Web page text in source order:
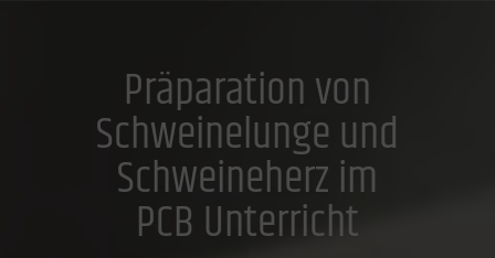
Präparation von
Schweinelunge und
Schweineherz im
PCB Unterricht